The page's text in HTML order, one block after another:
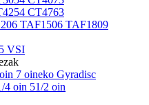
CT4763
TAF1506 TAF1809
VSI
7 oineko Gyradisc
4 oin 51/2 oin